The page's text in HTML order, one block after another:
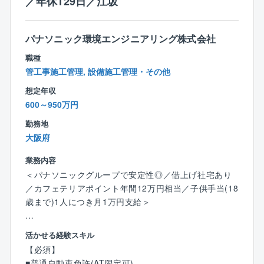
※出張は全国の現場となります
＜働き方・手当など＞
◎月平均残業30h程度
◎夜勤なし・土日の大半はお休み（基本は官公庁案件
の元請け工事を対応します）
◎チーム制導入によるフォロー体制のほか、社内分業
理に専念できる環境です。
◎億単位の工事の現場代理人技術者として就業いただ
くため、仕事にやりがいを持ちながら、プライベート
との両立も可能です。
◎出張手当などの他に累積の宿泊数に応じて長期出張
手当も付与されます。
└日当・宿泊費（1万円/日）は実費ではなく定額での支
給になる為、ご自身のお給与に分かりやすく反映され
パナソニック環境エンジニアリング株式会社
職種
管工事施工管理, 設備施工管理・その他
想定年収
600～950万円
勤務地
大阪府
業務内容
＜パナソニックグループで安定性◎／借上げ社宅あり
／カフェテリアポイント年間12万円相当／子供手当(18
歳まで)1人につき月1万円支給＞
■職務内容
高速道路・一般道路のトンネル等に設置される換気設
備に関する技術業務を担当していただきます。
活かせる経験スキル
【必須】